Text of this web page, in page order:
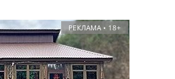
РЕКЛАМА • 18+